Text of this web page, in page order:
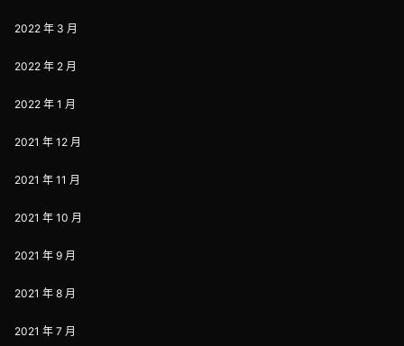
2022 年 3 月
2022 年 2 月
2022 年 1 月
2021 年 12 月
2021 年 11 月
2021 年 10 月
2021 年 9 月
2021 年 8 月
2021 年 7 月